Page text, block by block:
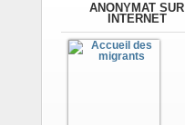
ANONYMAT SUR
INTERNET